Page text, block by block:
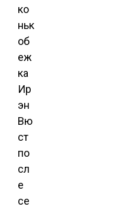
ко
ньк
об
еж
ка
Ир
эн
Вю
ст
по
сл
е
се